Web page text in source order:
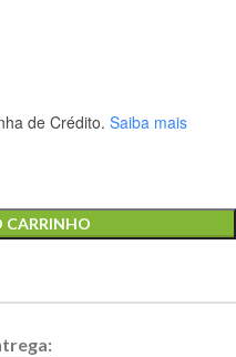
de Crédito. Saiba mais
CARRINHO